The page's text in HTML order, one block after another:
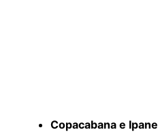
Copacabana e